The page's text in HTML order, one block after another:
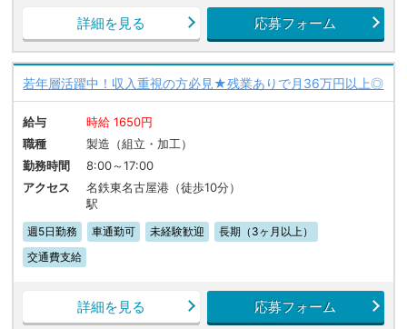
詳細を見る 応募フォーム
若年層活躍中！収入重視の方必見★残業ありで月36万円以上◎
給与
時給 1650円
職種
製造（組立・加工）
勤務時間
8:00～17:00
アクセス
名鉄東名古屋港（徒歩10分）
駅
週5日勤務 車通勤可 未経験歓迎
長期（3ヶ月以上）
交通費支給
詳細を見る 応募フォーム